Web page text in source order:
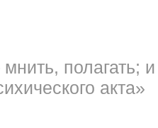
полагать;
акта»